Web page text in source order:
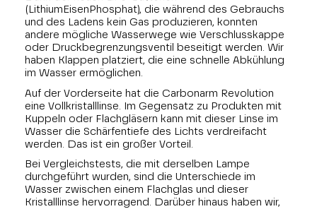
(LithiumEisenPhosphat), die während des Gebrauchs
und des Ladens kein Gas produzieren, konnten
andere mögliche Wasserwege wie Verschlusskappe
oder Druckbegrenzungsventil beseitigt werden. Wir
haben Klappen platziert, die eine schnelle Abkühlung
im Wasser ermöglichen.
Auf der Vorderseite hat die Carbonarm Revolution
eine Vollkristalllinse. Im Gegensatz zu Produkten mit
Kuppeln oder Flachgläsern kann mit dieser Linse im
Wasser die Schärfentiefe des Lichts verdreifacht
werden. Das ist ein großer Vorteil.
Bei Vergleichstests, die mit derselben Lampe
durchgeführt wurden, sind die Unterschiede im
Wasser zwischen einem Flachglas und dieser
Kristalllinse hervorragend. Darüber hinaus haben wir,